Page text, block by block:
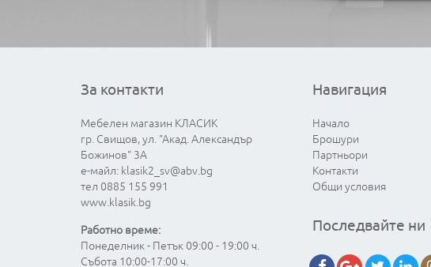
За контакти
Мебелен магазин КЛАСИК
гр. Свищов, ул. "Акад. Александър
Божинов" 3А
е-майл: klasik2_sv@abv.bg
тел 0885 155 991
www.klasik.bg
Работно време:
Понеделник - Петък 09:00 - 19:00 ч.
Събота 10:00-17:00 ч.
Навигация
Начало
Брошури
Партньори
Контакти
Общи условия
Последвайте ни